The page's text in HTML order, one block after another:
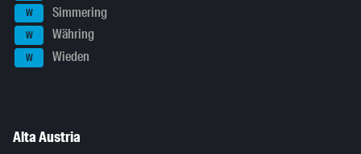
W Simmering
W Währing
W Wieden
Alta Austria